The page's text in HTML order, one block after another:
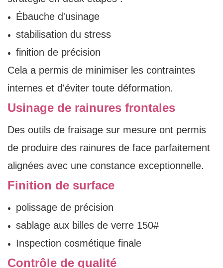
Ébauche d'usinage
stabilisation du stress
finition de précision
Cela a permis de minimiser les contraintes
internes et d'éviter toute déformation.
Usinage de rainures frontales
Des outils de fraisage sur mesure ont permis
de produire des rainures de face parfaitement
alignées avec une constance exceptionnelle.
Finition de surface
polissage de précision
sablage aux billes de verre 150#
Inspection cosmétique finale
Contrôle de qualité